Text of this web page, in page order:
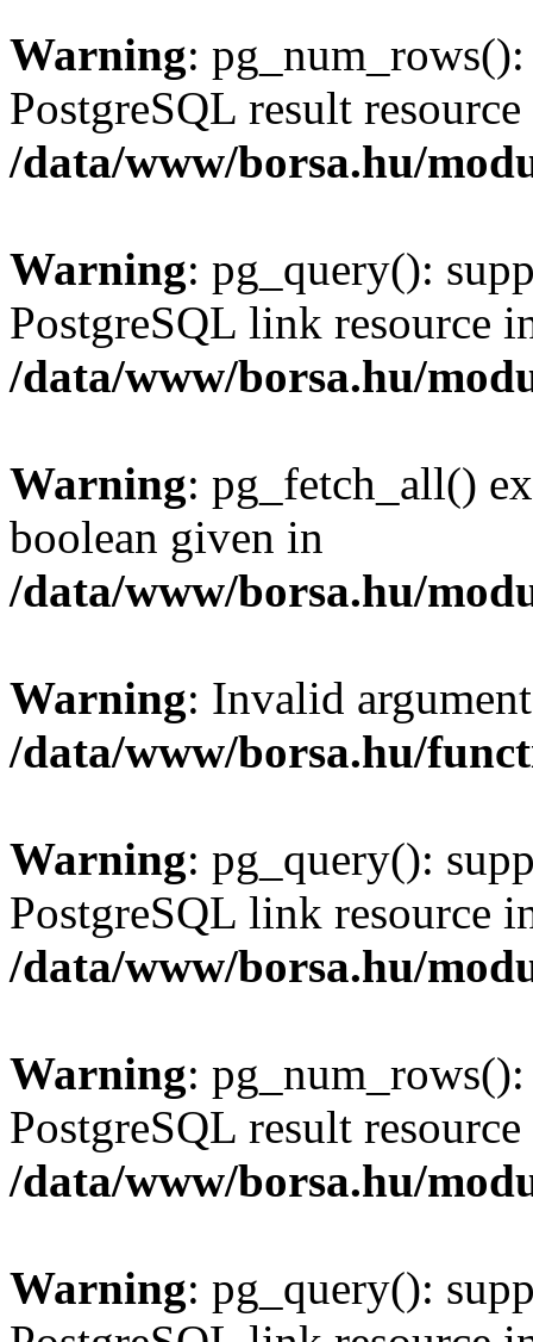
Warning:
PostgreSQL result
/data/www/borsa.hu/
Warning: pg_query():
PostgreSQL link resource
/data/www/borsa.hu/
Warning: pg_fetch_all()
boolean given in
/data/www/borsa.hu/
Warning: Invalid
/data/www/borsa.hu/
Warning: pg_query():
PostgreSQL link resource
/data/www/borsa.hu/
Warning:
PostgreSQL result
/data/www/borsa.hu/
Warning: pg_query():